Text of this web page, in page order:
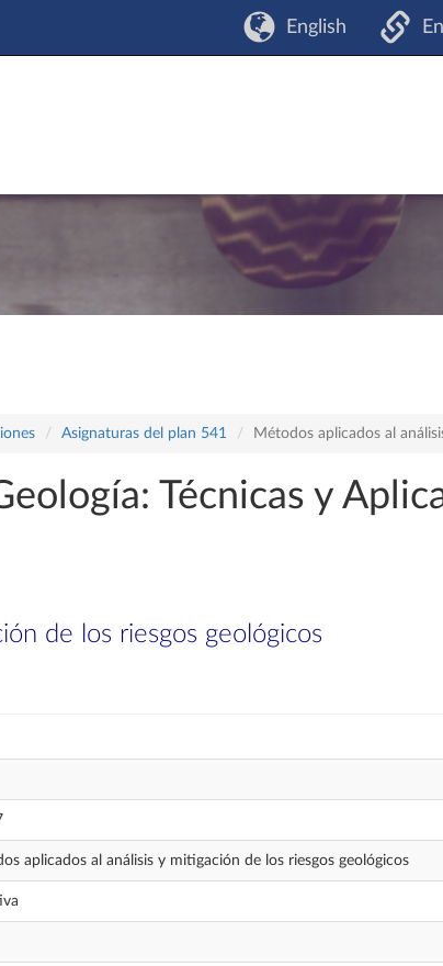
English
Asignaturas del plan 541 Métodos aplicados al
Técnicas y
de los riesgos geológicos
aplicados al análisis y mitigación de los riesgos geológicos